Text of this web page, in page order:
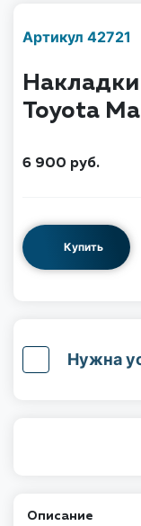
Артикул 42721
Toyota
6 900 руб.
Купить
Нужна
Описание